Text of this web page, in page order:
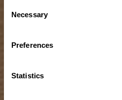
Selection
Necessary
Preferences
Statistics